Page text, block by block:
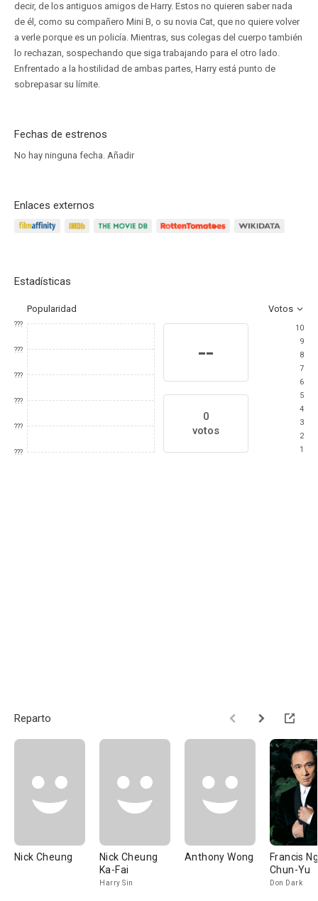
decir, de los antiguos amigos de Harry. Estos no quieren saber nada
de él, como su compañero Mini B, o su novia Cat, que no quiere volver
a verle porque es un policía. Mientras, sus colegas del cuerpo también
lo rechazan, sospechando que siga trabajando para el otro lado.
Enfrentado a la hostilidad de ambas partes, Harry está punto de
sobrepasar su límite.
Fechas de estrenos
No hay ninguna fecha. Añadir
Enlaces externos
Estadísticas
Popularidad Votos
???
???
???
???
???
???
--
0
votos
10
9
8
7
6
5
4
3
2
1
Reparto
Nick Cheung
Nick Cheung
Ka-Fai
Harry Sin
Anthony Wong
Francis Ng
Chun-Yu
Don Dark